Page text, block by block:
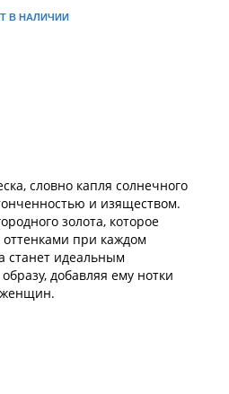
В НАЛИЧИИ
словно капля солнечного
и изяществом.
золота, которое
при каждом
станет идеальным
добавляя ему нотки